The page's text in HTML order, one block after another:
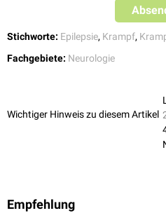
Nach Sistieren der klonischen Phase
dieser Zeitperiode wird der Zustand
bezeichnet.
Stichworte: Epilepsie, Krampf,
Fachgebiete: Neurologie
Wichtiger Hinweis zu diesem Artikel
Empfehlung